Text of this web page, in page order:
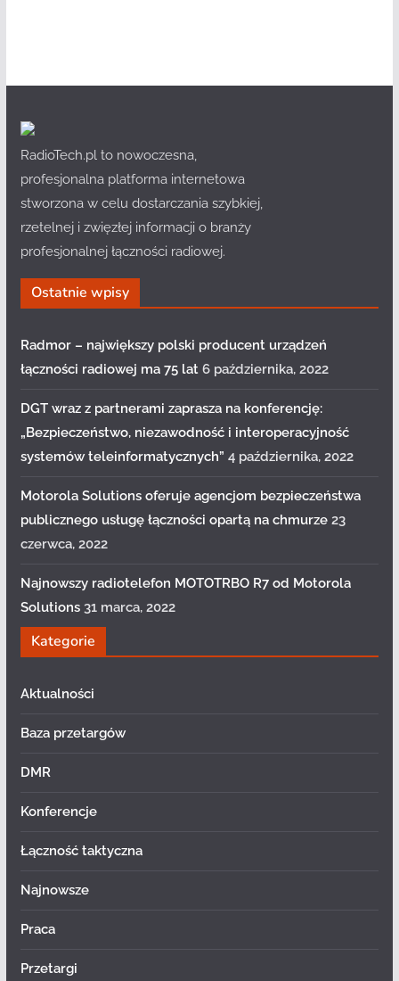
RadioTech.pl to nowoczesna,
profesjonalna platforma internetowa
stworzona w celu dostarczania szybkiej,
rzetelnej i zwięzłej informacji o branży
profesjonalnej łączności radiowej.
Ostatnie wpisy
Radmor – największy polski producent urządzeń
łączności radiowej ma 75 lat 6 października, 2022
DGT wraz z partnerami zaprasza na konferencję:
„Bezpieczeństwo, niezawodność i interoperacyjność
systemów teleinformatycznych” 4 października, 2022
Motorola Solutions oferuje agencjom bezpieczeństwa
publicznego usługę łączności opartą na chmurze 23
czerwca, 2022
Najnowszy radiotelefon MOTOTRBO R7 od Motorola
Solutions 31 marca, 2022
Kategorie
Aktualności
Baza przetargów
DMR
Konferencje
Łączność taktyczna
Najnowsze
Praca
Przetargi